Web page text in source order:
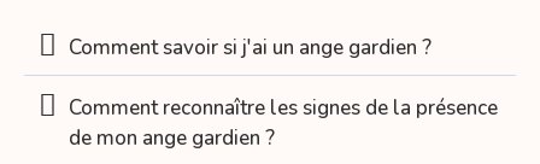
Comment savoir si j'ai un ange gardien ?
Comment reconnaître les signes de la présence
de mon ange gardien ?